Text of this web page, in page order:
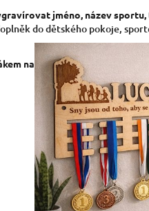
jméno, název
do dětského pokoje,
na